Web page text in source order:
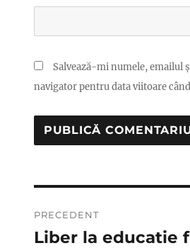
Salvează-mi numele, emailul
navigator pentru data viitoare
în
PRECEDENT
Articolul
Liber la educatie